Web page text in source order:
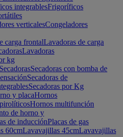
integrablesFrigoríficos
verticalesCongeladores
carga frontalLavadoras de carga
Lavadoras
kg
Secadoras con bomba de
Secadoras de
Secadoras por Kg
y placaHornos
Hornos multifunción
de horno y
de inducciónPlacas de gas
60cmLavavajillas 45cmLavavajillas